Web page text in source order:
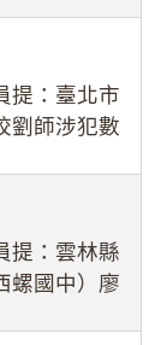
全衛生法」
提：臺北市
劉師涉犯數
首份調查報
提：雲林縣
螺國中）廖